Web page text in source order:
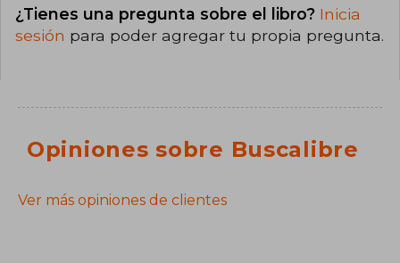
¿Tienes una pregunta sobre el libro? Inicia
sesión para poder agregar tu propia pregunta.
Opiniones sobre Buscalibre
Ver más opiniones de clientes